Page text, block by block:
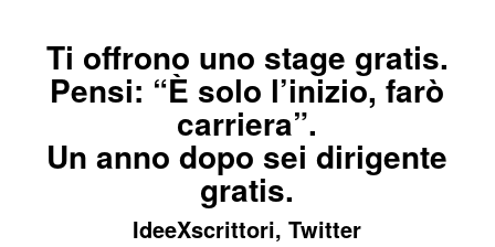
Ti offrono uno stage gratis.
Pensi: “È solo l’inizio, farò
carriera”.
Un anno dopo sei dirigente
gratis.
IdeeXscrittori, Twitter